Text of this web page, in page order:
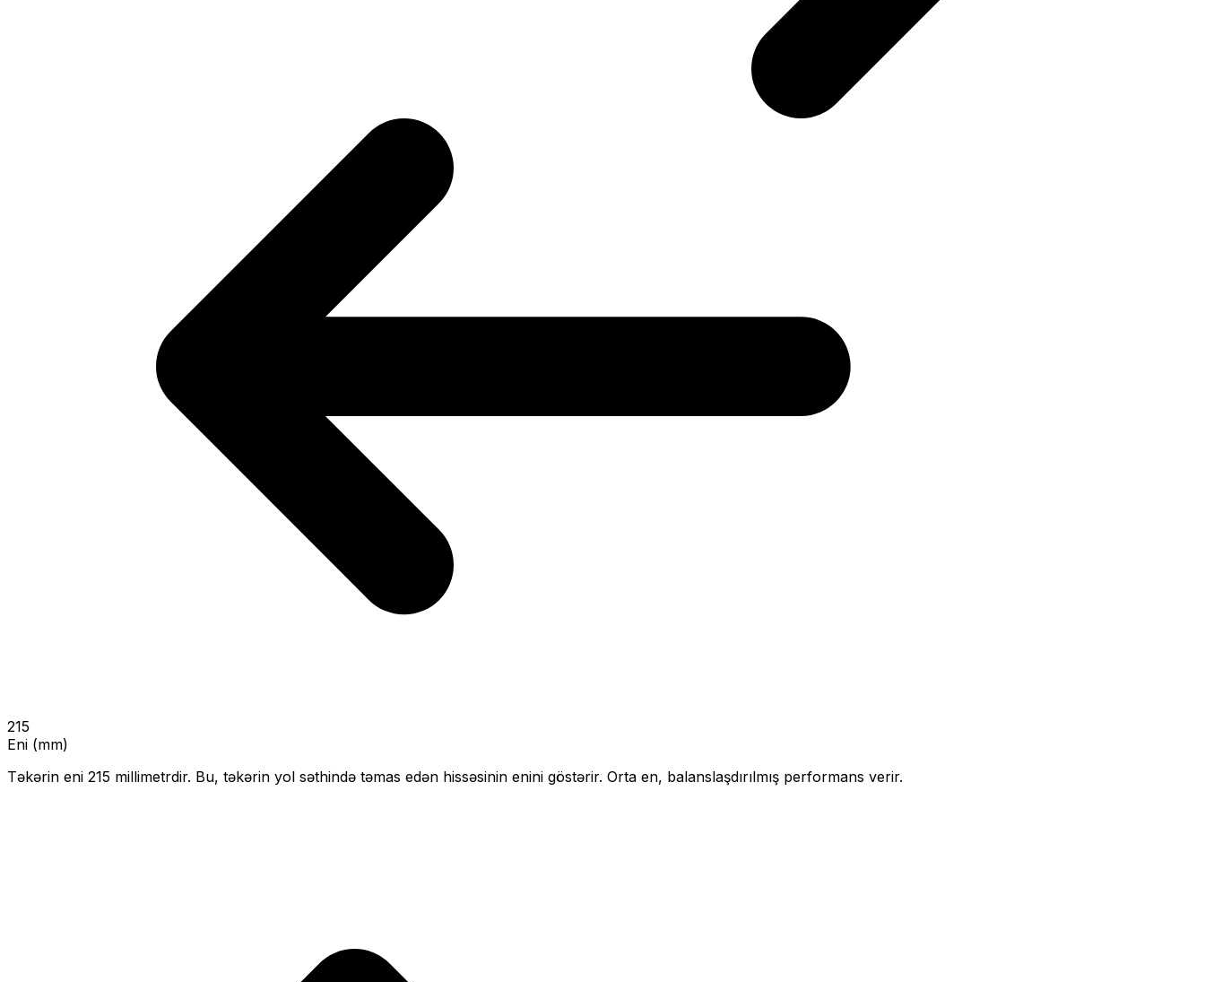
215
Eni (mm)
Təkərin eni 215 millimetrdir. Bu, təkərin yol səthində təmas edən hissəsinin enini göstərir. Orta en, balanslaşdırılmış performans verir.